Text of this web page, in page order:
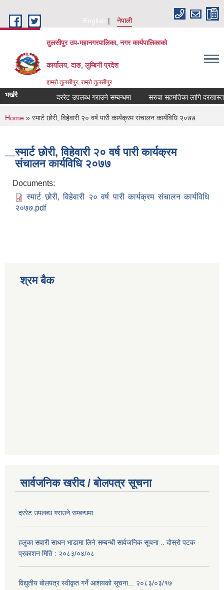
English
नेपाली
तुलसीपुर उप-महानगरपालिका, नगर कार्यपालिकाको
कार्यालय, दाङ, लुम्बिनी प्रदेश
हाम्रो तुलसीपुर, राम्रो तुलसीपुर
भर्खरै दररेट उपलब्ध गराउने सम्बन्धमा सरुवा सहमतिका लागि दरखास्त
You are here
Home » स्मार्ट छोरी, विहेवारी २० वर्ष पारी कार्यक्रम संचालन कार्यविधि २०७७
स्मार्ट छोरी, विहेवारी २० वर्ष पारी कार्यक्रम
संचालन कार्यविधि २०७७
Documents:
स्मार्ट छोरी, विहेवारी २० वर्ष पारी कार्यक्रम संचालन कार्यविधि
२०७७.pdf
श्रम बैक
सार्वजनिक खरीद / बोलपत्र सूचना
दररेट उपलब्ध गराउने सम्बन्धमा
हलुका सवारी साधन भाडामा लिने सम्बन्धी सार्वजनिक सूचना .. दोस्रो पटक
प्रकाशन मिति : २०८३/०४/०८
विद्युतीय बोलपत्र स्वीकृत गर्ने आशयको सूचना... २०८३/०३/१७